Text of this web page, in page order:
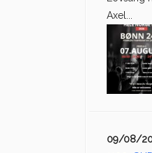
Axel...
09/08/